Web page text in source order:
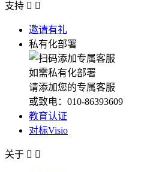
支持  
邀请有礼
私有化部署
如需私有化部署
请添加您的专属客服
或致电：010-86393609
教育认证
对标Visio
关于  